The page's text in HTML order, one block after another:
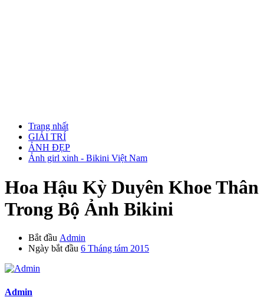
Trang nhất
GIẢI TRÍ
ẢNH ĐẸP
Ảnh girl xinh - Bikini Việt Nam
Hoa Hậu Kỳ Duyên Khoe Thân
Trong Bộ Ảnh Bikini
Bắt đầu Admin
Ngày bắt đầu 6 Tháng tám 2015
Admin